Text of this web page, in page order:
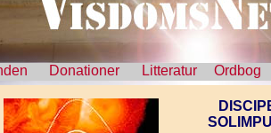
Donationer Litteratur Ordbog